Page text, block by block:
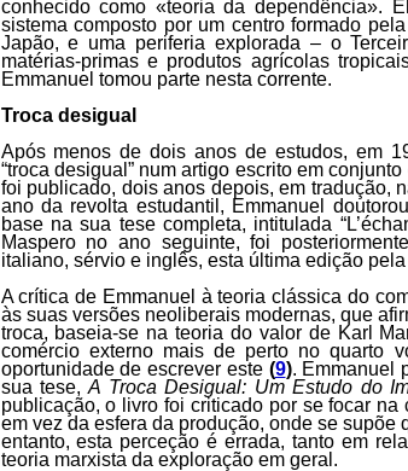
conhecido como «teoria da dependência».
sistema composto por um centro formado
Japão, e uma periferia explorada – o
matérias-primas e produtos agrícolas
Emmanuel tomou parte nesta corrente.
Troca desigual
Após menos de dois anos de estudos, em
“troca desigual” num artigo escrito em
foi publicado, dois anos depois, em tradução,
ano da revolta estudantil, Emmanuel
base na sua tese completa, intitulada
Maspero no ano seguinte, foi
italiano, sérvio e inglês, esta última edição
A crítica de Emmanuel à teoria clássica do
às suas versões neoliberais modernas, que
troca, baseia-se na teoria do valor de Karl
comércio externo mais de perto no quarto
oportunidade de escrever este (9). Emmanuel
sua tese,A Troca Desigual: Um Estudo do
publicação, o livro foi criticado por se focar
em vez da esfera da produção, onde se supõe
entanto, esta perceção é errada, tanto em
teoria marxista da exploração em geral.